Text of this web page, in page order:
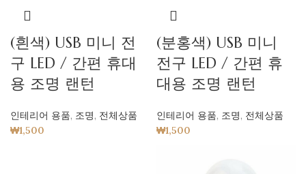
(흰색) USB 미니 전
구 LED / 간편 휴대
용 조명 랜턴
인테리어 용품, 조명, 전체상품
₩1,500
(분홍색) USB 미니
전구 LED / 간편 휴
대용 조명 랜턴
인테리어 용품, 조명, 전체상품
₩1,500